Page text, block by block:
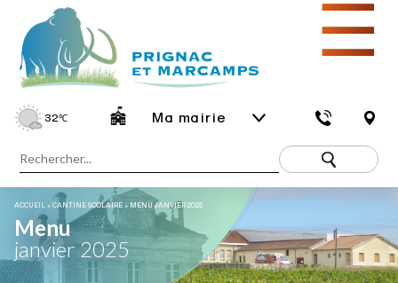
32℃ Ma mairie
☰
ACCUEIL »CANTINE SCOLAIRE» MENU JANVIER 2025
Menu
janvier 2025